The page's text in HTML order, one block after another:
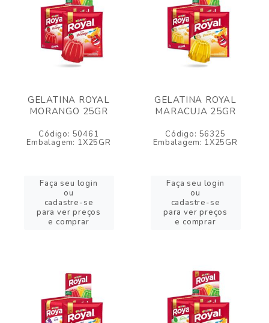
GELATINA ROYAL
MORANGO 25GR
Código: 50461
Embalagem: 1X25GR
Faça seu login
ou
cadastre-se
para ver preços
e comprar
GELATINA ROYAL
MARACUJA 25GR
Código: 56325
Embalagem: 1X25GR
Faça seu login
ou
cadastre-se
para ver preços
e comprar